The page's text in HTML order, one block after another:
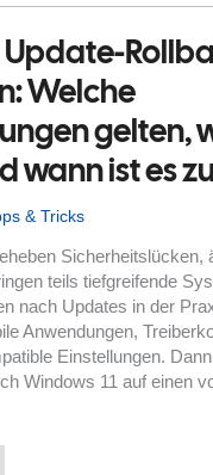
Update-
Welche
gelten,
wann ist es
& Tricks
Sicherheitslücken,
teils tiefgreifende
nach Updates in der
Anwendungen,
Einstellungen.
Windows 11 auf einen